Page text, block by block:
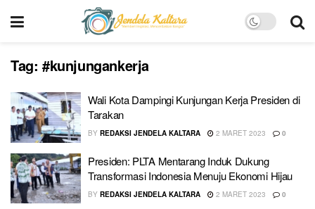
Tag: #kunjungankerja
Wali Kota Dampingi Kunjungan Kerja Presiden di
Tarakan
BY REDAKSI JENDELA KALTARA 2 MARET 2023 0
Presiden: PLTA Mentarang Induk Dukung
Transformasi Indonesia Menuju Ekonomi Hijau
BY REDAKSI JENDELA KALTARA 2 MARET 2023 0